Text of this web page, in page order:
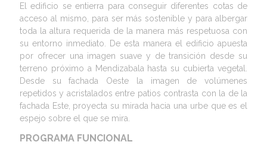
El edificio se entierra para conseguir diferentes cotas de
acceso al mismo, para ser más sostenible y para albergar
toda la altura requerida de la manera más respetuosa con
su entorno inmediato. De esta manera el edificio apuesta
por ofrecer una imagen suave y de transición desde su
terreno próximo a Mendizabala hasta su cubierta vegetal.
Desde su fachada Oeste la imagen de volúmenes
repetidos y acristalados entre patios contrasta con la de la
fachada Este, proyecta su mirada hacia una urbe que es el
espejo sobre el que se mira.
PROGRAMA FUNCIONAL